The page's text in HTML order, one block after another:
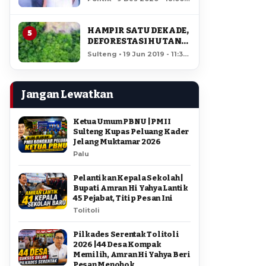
5
HAMPIR SATU DEKADE,
DEFORESTASI HUTAN
LORE LINDU MENCAPAI
Sulteng • 19 Jun 2019 - 11:34
Jangan Lewatkan
Ketua Umum PBNU | PMII
Sulteng Kupas Peluang Kader
Jelang Muktamar 2026
Palu
Pelantikan Kepala Sekolah |
Bupati Amran Hi Yahya Lantik
45 Pejabat, Titip Pesan Ini
Tolitoli
Pilkades Serentak Tolitoli
2026 | 44 Desa Kompak
Memilih, Amran Hi Yahya Beri